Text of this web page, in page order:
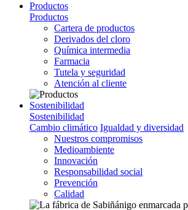
Productos
Productos
Cartera de productos
Derivados del cloro
Química intermedia
Farmacia
Tutela y seguridad
Atención al cliente
Sostenibilidad
Sostenibilidad
Cambio climático Igualdad y diversidad
Nuestros compromisos
Medioambiente
Innovación
Responsabilidad social
Prevención
Calidad